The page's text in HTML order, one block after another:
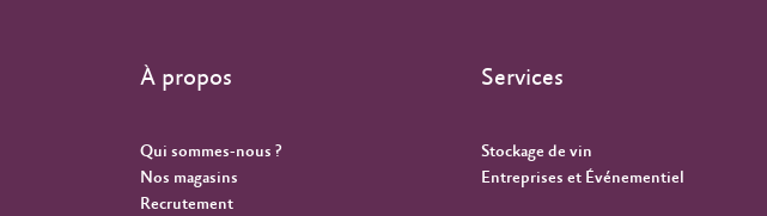
À propos
Qui sommes-nous ?
Nos magasins
Recrutement
Services
Stockage de vin
Entreprises et Événementiel